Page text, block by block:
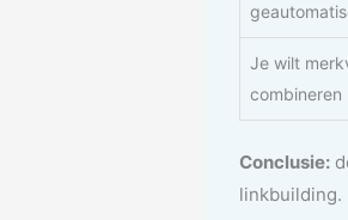
Je wilt
combineren
Conclusie:
linkbuilding.